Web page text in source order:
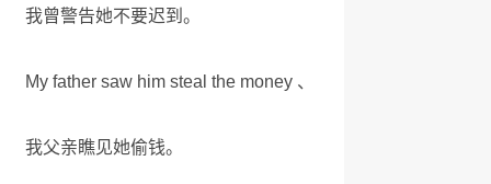
我曾警告她不要迟到。
My father saw him steal the money 、
我父亲瞧见她偷钱。